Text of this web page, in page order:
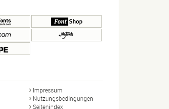
Impressum
Nutzungsbedingungen
Seitenindex